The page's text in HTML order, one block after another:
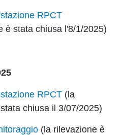
RPCT
è stata chiusa l'8/1/2025)
RPCT (la
chiusa il 3/07/2025)
(la rilevazione è